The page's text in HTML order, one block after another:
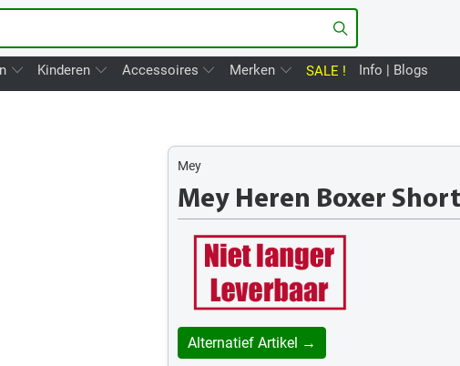
Kinderen Accessoires Merken SALE ! Info | Blogs
Mey
Mey Heren Boxer
Alternatief Artikel →